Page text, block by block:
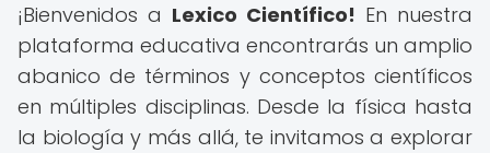
¡Bienvenidos a Lexico Científico! En nuestra
plataforma educativa encontrarás un amplio
abanico de términos y conceptos científicos
en múltiples disciplinas. Desde la física hasta
la biología y más allá, te invitamos a explorar